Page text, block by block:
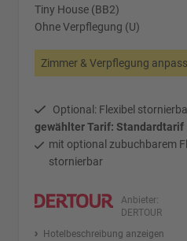
Tiny House (BB2)
Ohne Verpflegung (U)
Zimmer & Verpflegung
Optional: Flexibel
gewählter Tarif: Standardtarif
mit optional zubuchbarem
stornierbar
Anbieter:
DERTOUR
Hotelbeschreibung anzeigen